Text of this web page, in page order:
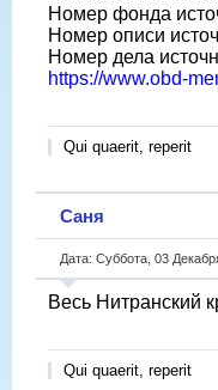
Номер фонда
Номер описи
Номер дела
https://www.obd-
Qui quaerit, reperit
Саня
Дата: Суббота, 03
Весь Нитранский
Qui quaerit, reperit